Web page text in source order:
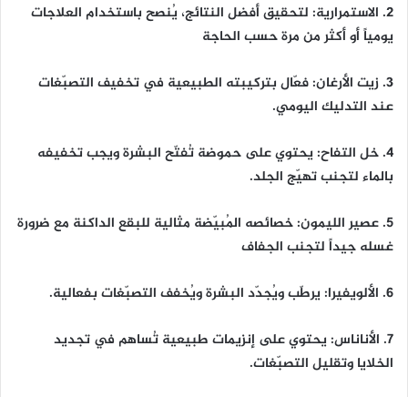
2. الاستمرارية: لتحقيق أفضل النتائج، يُنصح باستخدام العلاجات
يومياً أو أكثر من مرة حسب الحاجة
3. زيت الأرغان: فعّال بتركيبته الطبيعية في تخفيف التصبّغات
عند التدليك اليومي.
4. خل التفاح: يحتوي على حموضة تُفتّح البشرة ويجب تخفيفه
بالماء لتجنب تهيّج الجلد.
5. عصير الليمون: خصائصه المُبيّضة مثالية للبقع الداكنة مع ضرورة
غسله جيداً لتجنب الجفاف
6. الألويفيرا: يرطّب ويُجدّد البشرة ويُخفف التصبّغات بفعالية.
7. الأناناس: يحتوي على إنزيمات طبيعية تُساهم في تجديد
الخلايا وتقليل التصبّغات.